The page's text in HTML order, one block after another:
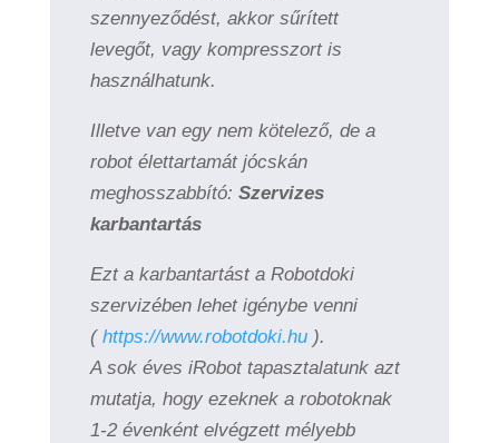
szennyeződést, akkor sűrített
levegőt, vagy kompresszort is
használhatunk.
Illetve van egy nem kötelező, de a
robot élettartamát jócskán
meghosszabbító: Szervizes
karbantartás
Ezt a karbantartást a Robotdoki
szervizében lehet igénybe venni
( https://www.robotdoki.hu ).
A sok éves iRobot tapasztalatunk azt
mutatja, hogy ezeknek a robotoknak
1-2 évenként elvégzett mélyebb